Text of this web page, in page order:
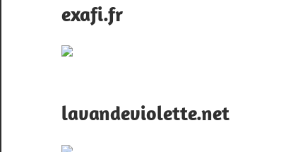
exafi.fr
lavandeviolette.net